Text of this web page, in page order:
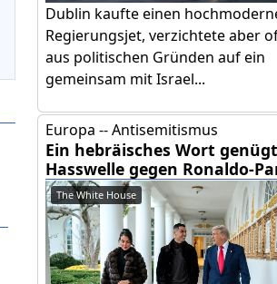
Dublin kaufte einen
Regierungsjet, verzichtete aber
aus politischen Gründen auf ein
gemeinsam mit Israel...
Europa -- Antisemitismus
Ein hebräisches Wort
Hasswelle gegen Ronaldo-
The White House